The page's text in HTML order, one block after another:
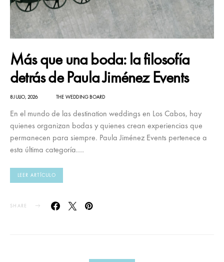
Más que una boda: la filosofía
detrás de Paula Jiménez Events
8 JULIO, 2026 THE WEDDING BOARD
En el mundo de las destination weddings en Los Cabos, hay
quienes organizan bodas y quienes crean experiencias que
permanecen para siempre. Paula Jiménez Events pertenece a
esta última categoría.…
LEER ARTÍCULO
SHARE